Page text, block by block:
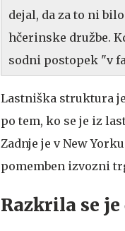
dejal, da za to ni
hčerinske družbe.
sodni postopek "v
Lastniška struktura
po tem, ko se je iz
Zadnje je v New
pomemben izvozni
Razkrila se